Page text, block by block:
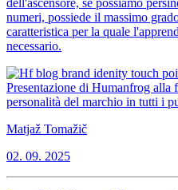
dell'ascensore, se possiamo
numeri, possiede il massimo
caratteristica per la quale
necessario.
Presentazione di Humanfrog
personalità del marchio in tutti i
Matjaž Tomažič
02. 09. 2025